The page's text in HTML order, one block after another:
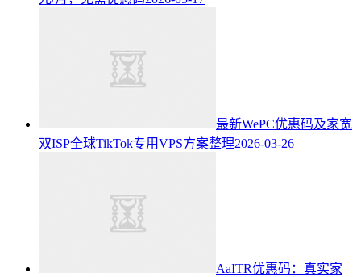
最新WePC优惠码及家宽
双ISP全球TikTok专用VPS方案整理2026-03-26
AaITR优惠码：真实家